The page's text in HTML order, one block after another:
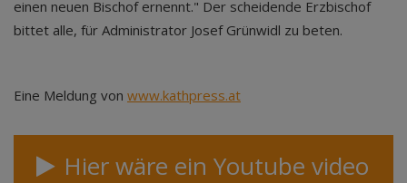
einen neuen Bischof ernennt." Der scheidende Erzbischof
bittet alle, für Administrator Josef Grünwidl zu beten.
Eine Meldung von www.kathpress.at
Hier wäre ein Youtube video